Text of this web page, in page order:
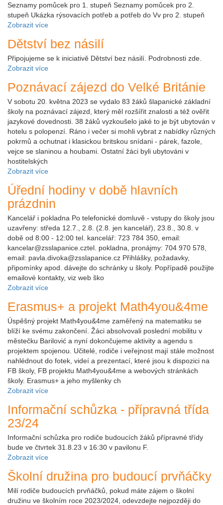
Seznamy pomůcek pro 1. stupeň Seznamy pomůcek pro 2.
stupeň Ukázka rýsovacích potřeb a potřeb do Vv pro 2. stupeň
Zobrazit více
Dětství bez násilí
Připojujeme se k iniciativě Dětství bez násilí. Podrobnosti zde.
Zobrazit více
Poznávací zájezd do Velké Británie
V sobotu 20. května 2023 se vydalo 83 žáků šlapanické základní
školy na poznávací zájezd, který měl rozšířit znalosti a též ověřit
jazykové dovednosti. 38 žáků vyzkoušelo jaké to je být ubytován v
hotelu s polopenzí. Ráno i večer si mohli vybrat z nabídky různých
pokrmů a ochutnat i klasickou britskou snídani - párek, fazole,
vejce se slaninou a houbami. Ostatní žáci byli ubytováni v
hostitelských
Zobrazit více
Úřední hodiny v době hlavních
prázdnin
Kancelář i pokladna Po telefonické domluvě - vstupy do školy jsou
uzavřeny: středa 12.7., 2.8. (2.8. jen kancelář), 23.8., 30.8. v
době od 8:00 - 12:00 tel. kancelář: 723 784 350, email:
kancelar@zsslapanice.cztel. pokladna, pronájmy: 704 970 578,
email: pavla.divoka@zsslapanice.cz Přihlášky, požadavky,
připomínky apod. dávejte do schránky u školy. Popřípadě použijte
emailové kontakty, viz web ško
Zobrazit více
Erasmus+ a projekt Math4you&4me
Úspěšný projekt Math4you&4me zaměřený na matematiku se
blíží ke svému zakončení. Žáci absolvovali poslední mobilitu v
městečku Barilović a nyní dokončujeme aktivity a agendu s
projektem spojenou. Učitelé, rodiče i veřejnost mají stále možnost
nahlédnout do fotek, videí a prezentací, které jsou k dispozici na
FB školy, FB projektu Math4you&4me a webových stránkách
školy. Erasmus+ a jeho myšlenky ch
Zobrazit více
Informační schůzka - přípravná třída
23/24
Informační schůzka pro rodiče budoucích žáků přípravné třídy
bude ve čtvrtek 31.8.23 v 16:30 v pavilonu F.
Zobrazit více
Školní družina pro budoucí prvňáčky
Milí rodiče budoucích prvňáčků, pokud máte zájem o školní
družinu ve školním roce 2023/2024, odevzdejte nejpozději do